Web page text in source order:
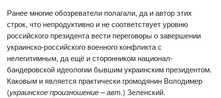
Ранее многие обозреватели полагали, да и автор этих
строк, что непродуктивно и не соответствует уровню
российского президента вести переговоры о завершении
украинско-российского военного конфликта с
нелегитимным, да ещё и сторонником национал-
бандеровской идеологии бывшим украинским президентом.
Каковым и является практически громодянин Володимер
(украинское произношение – авт.) Зеленский.